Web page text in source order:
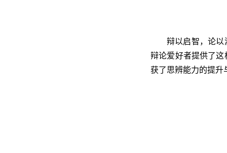
辩以启智，论以
辩论爱好者提供了
获了思辨能力的提升